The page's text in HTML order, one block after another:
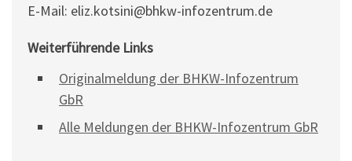
E-Mail: eliz.kotsini@bhkw-infozentrum.de
Weiterführende Links
Originalmeldung der BHKW-Infozentrum
GbR
Alle Meldungen der BHKW-Infozentrum GbR